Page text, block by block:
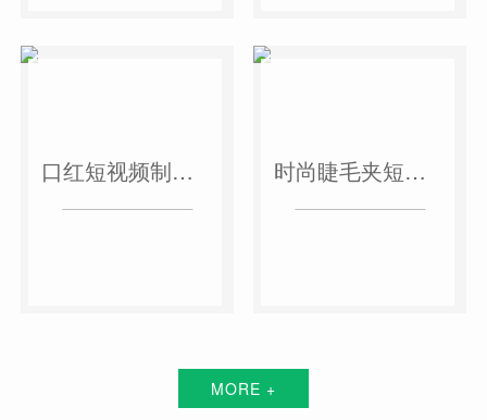
口红短视频制作案例 时尚睫毛夹短视频案例
MORE +